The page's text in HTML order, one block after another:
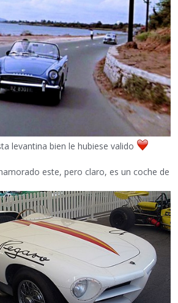
levantina bien le hubiese valido
este, pero claro, es un coche de